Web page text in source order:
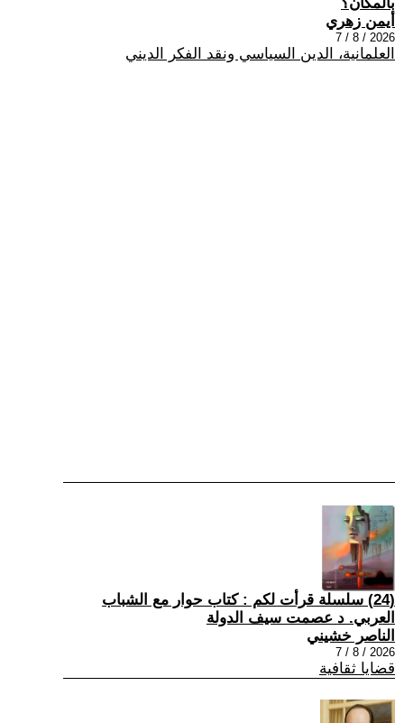
أيمن زهري
2026 / 8 / 7
العلمانية، الدين السياسي ونقد الفكر الديني
(24) سلسلة قرأت لكم : كتاب حوار مع الشباب
العربي. د عصمت سيف الدولة
الناصر خشيني
2026 / 8 / 7
قضايا ثقافية